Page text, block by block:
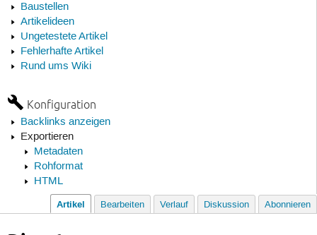
Baustellen
Artikelideen
Ungetestete Artikel
Fehlerhafte Artikel
Rund ums Wiki
Konfiguration
Backlinks anzeigen
Exportieren
Metadaten
Rohformat
HTML
Artikel Bearbeiten Verlauf Diskussion Abonnieren